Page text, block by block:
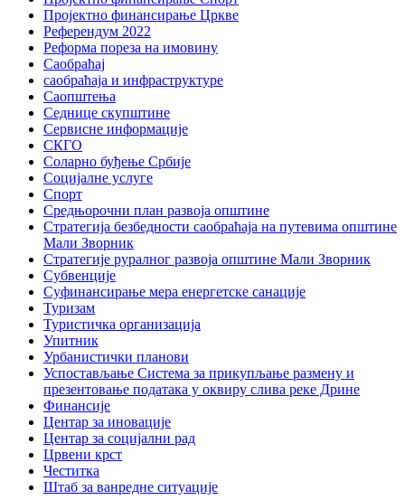
Пројектно финансирање Цркве
Референдум 2022
Реформа пореза на имовину
Саобраћај
саобраћаја и инфраструктуре
Саопштења
Седнице скупштине
Сервисне информације
СКГО
Соларно буђење Србије
Социјалне услуге
Спорт
Средњорочни план развоја општине
Стратегија безбедности саобраћаја на путевима општине
Мали Зворник
Стратегије руралног развоја општине Мали Зворник
Субвенције
Суфинансирање мера енергетске санације
Туризам
Туристичка организација
Упитник
Урбанистички планови
Успостављање Система за прикупљање размену и
презентовање података у оквиру слива реке Дрине
Финансије
Центар за иновације
Центар за социјални рад
Црвени крст
Честитка
Штаб за ванредне ситуације